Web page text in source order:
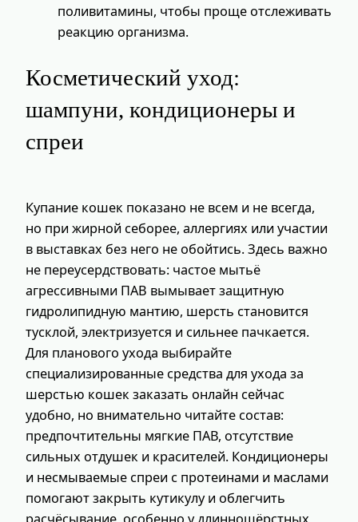
поливитамины, чтобы проще отслеживать
реакцию организма.
Косметический уход:
шампуни, кондиционеры и
спреи
Купание кошек показано не всем и не всегда,
но при жирной себорее, аллергиях или участии
в выставках без него не обойтись. Здесь важно
не переусердствовать: частое мытьё
агрессивными ПАВ вымывает защитную
гидролипидную мантию, шерсть становится
тусклой, электризуется и сильнее пачкается.
Для планового ухода выбирайте
специализированные средства для ухода за
шерстью кошек заказать онлайн сейчас
удобно, но внимательно читайте состав:
предпочтительны мягкие ПАВ, отсутствие
сильных отдушек и красителей. Кондиционеры
и несмываемые спреи с протеинами и маслами
помогают закрыть кутикулу и облегчить